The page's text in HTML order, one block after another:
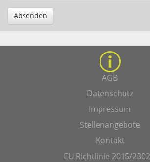
Absenden
AGB
Datenschutz
Impressum
Stellenangebote
Kontakt
EU Richtlinie 2015/